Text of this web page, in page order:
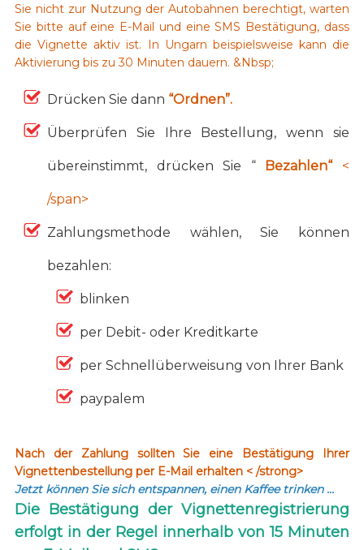
Sie nicht zur Nutzung der Autobahnen berechtigt, warten
Sie bitte auf eine E-Mail und eine SMS Bestätigung, dass
die Vignette aktiv ist. In Ungarn beispielsweise kann die
Aktivierung bis zu 30 Minuten dauern. &Nbsp;
Drücken Sie dann “Ordnen”.
Überprüfen Sie Ihre Bestellung, wenn sie
übereinstimmt, drücken Sie “ Bezahlen“ <
/span>
Zahlungsmethode wählen, Sie können
bezahlen:
blinken
per Debit- oder Kreditkarte
per Schnellüberweisung von Ihrer Bank
paypalem
Nach der Zahlung sollten Sie eine Bestätigung Ihrer
Vignettenbestellung per E-Mail erhalten < /strong>
Jetzt können Sie sich entspannen, einen Kaffee trinken …
Die Bestätigung der Vignettenregistrierung
erfolgt in der Regel innerhalb von 15 Minuten